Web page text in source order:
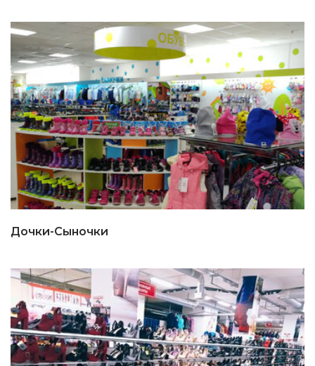
Дочки-Сыночки